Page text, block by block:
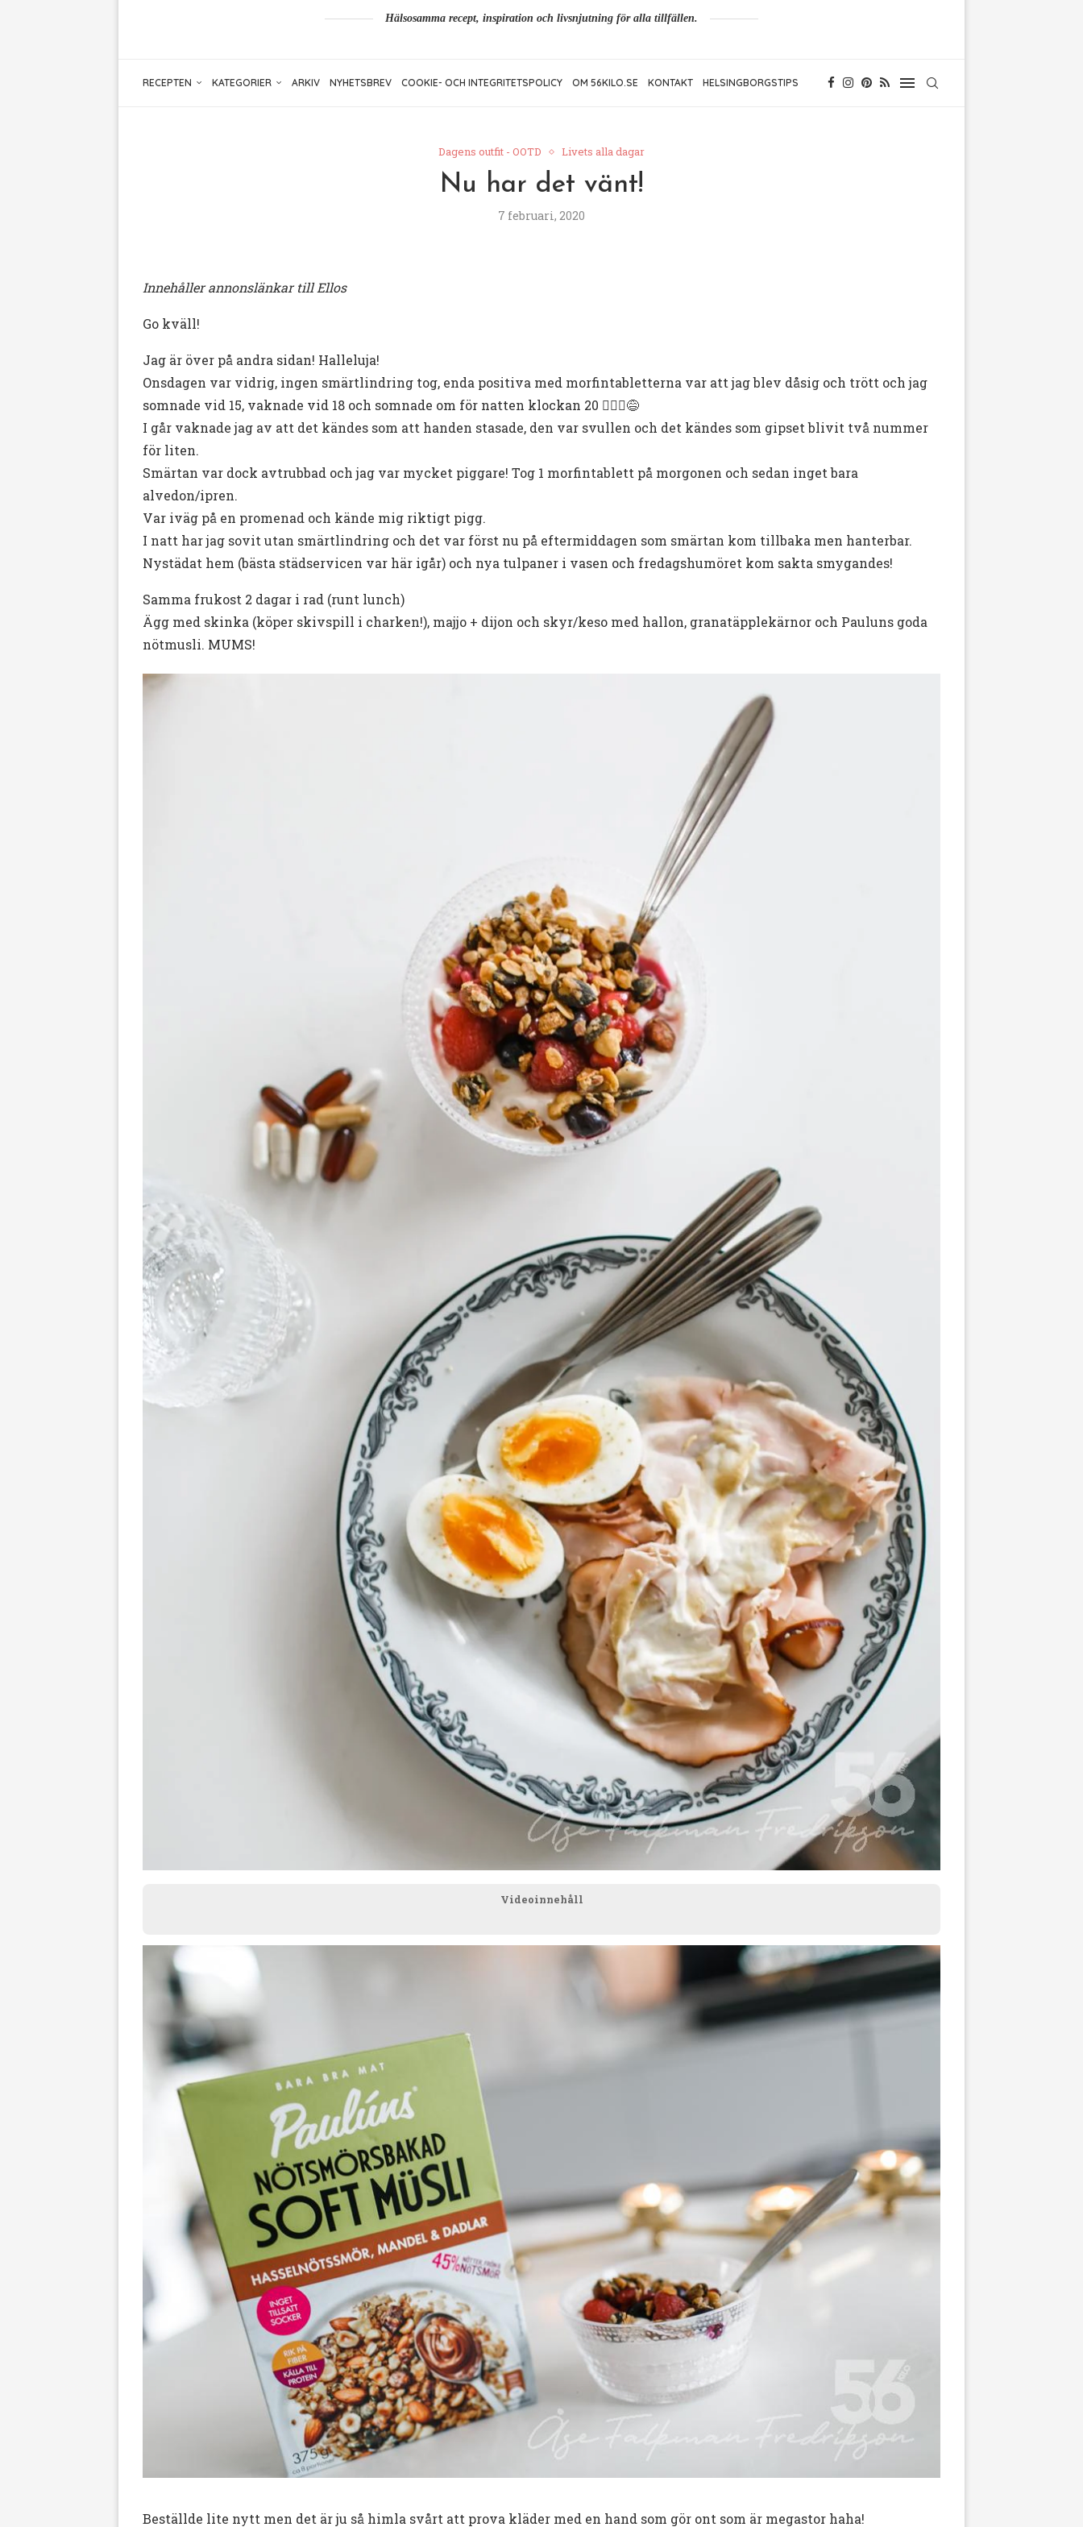
Hälsosamma recept, inspiration och livsnjutning för alla tillfällen.
RECEPTEN KATEGORIER ARKIV NYHETSBREV COOKIE- OCH INTEGRITETSPOLICY OM 56KILO.SE KONTAKT HELSINGBORGSTIPS
Dagens outfit - OOTD Livets alla dagar
Nu har det vänt!
7 februari, 2020
Innehåller annonslänkar till Ellos
Go kväll!
Jag är över på andra sidan! Halleluja!
Onsdagen var vidrig, ingen smärtlindring tog, enda positiva med morfintabletterna var att jag blev dåsig och trött och jag
somnade vid 15, vaknade vid 18 och somnade om för natten klockan 20 🙋🏻‍♀️😅
I går vaknade jag av att det kändes som att handen stasade, den var svullen och det kändes som gipset blivit två nummer
för liten.
Smärtan var dock avtrubbad och jag var mycket piggare! Tog 1 morfintablett på morgonen och sedan inget bara
alvedon/ipren.
Var iväg på en promenad och kände mig riktigt pigg.
I natt har jag sovit utan smärtlindring och det var först nu på eftermiddagen som smärtan kom tillbaka men hanterbar.
Nystädat hem (bästa städservicen var här igår) och nya tulpaner i vasen och fredagshumöret kom sakta smygandes!
Samma frukost 2 dagar i rad (runt lunch)
Ägg med skinka (köper skivspill i charken!), majjo + dijon och skyr/keso med hallon, granatäpplekärnor och Pauluns goda
nötmusli. MUMS!
Videoinnehåll
Beställde lite nytt men det är ju så himla svårt att prova kläder med en hand som gör ont som är megastor haha!